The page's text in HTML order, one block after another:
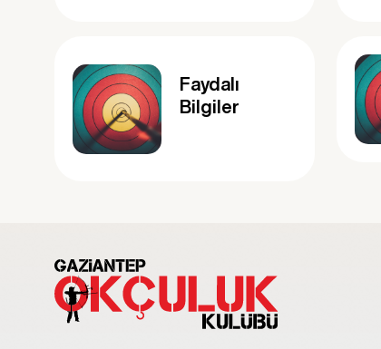
Faydalı
Bilgiler